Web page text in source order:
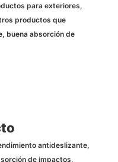
para exteriores,
productos que
buena absorción de
antideslizante,
de impactos,